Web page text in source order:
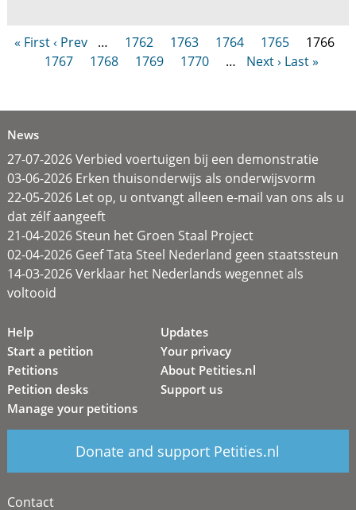
« First‹ Prev … 1762 1763 1764 1765
1766
1767
1768 1769 1770 … Next › Last »
News
27-07-2026 Verbied voertuigen bij een demonstratie
03-06-2026 Erken thuisonderwijs als onderwijsvorm
22-05-2026 Let op, u ontvangt alleen e-mail van ons als u
dat zélf aangeeft
21-04-2026 Steun het Groen Staal Project
02-04-2026 Geef Tata Steel Nederland geen staatssteun
14-03-2026 Verklaar het Nederlands wegennet als
voltooid
Help
Start a petition
Petitions
Petition desks
Manage your petitions
Updates
Your privacy
About Petities.nl
Support us
Donate and support Petities.nl
Contact